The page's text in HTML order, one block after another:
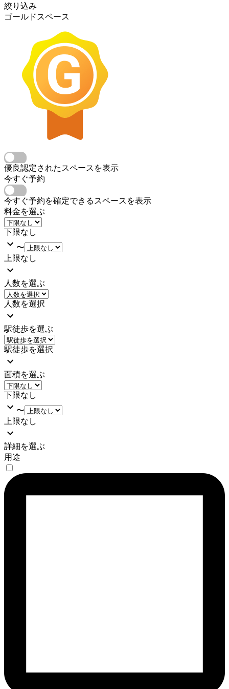
絞り込み
ゴールドスペース
優良認定されたスペースを表示
今すぐ予約
今すぐ予約を確定できるスペースを表示
料金を選ぶ
下限なし
〜
上限なし
人数を選ぶ
人数を選択
駅徒歩を選ぶ
駅徒歩を選択
面積を選ぶ
下限なし
〜
上限なし
詳細を選ぶ
用途